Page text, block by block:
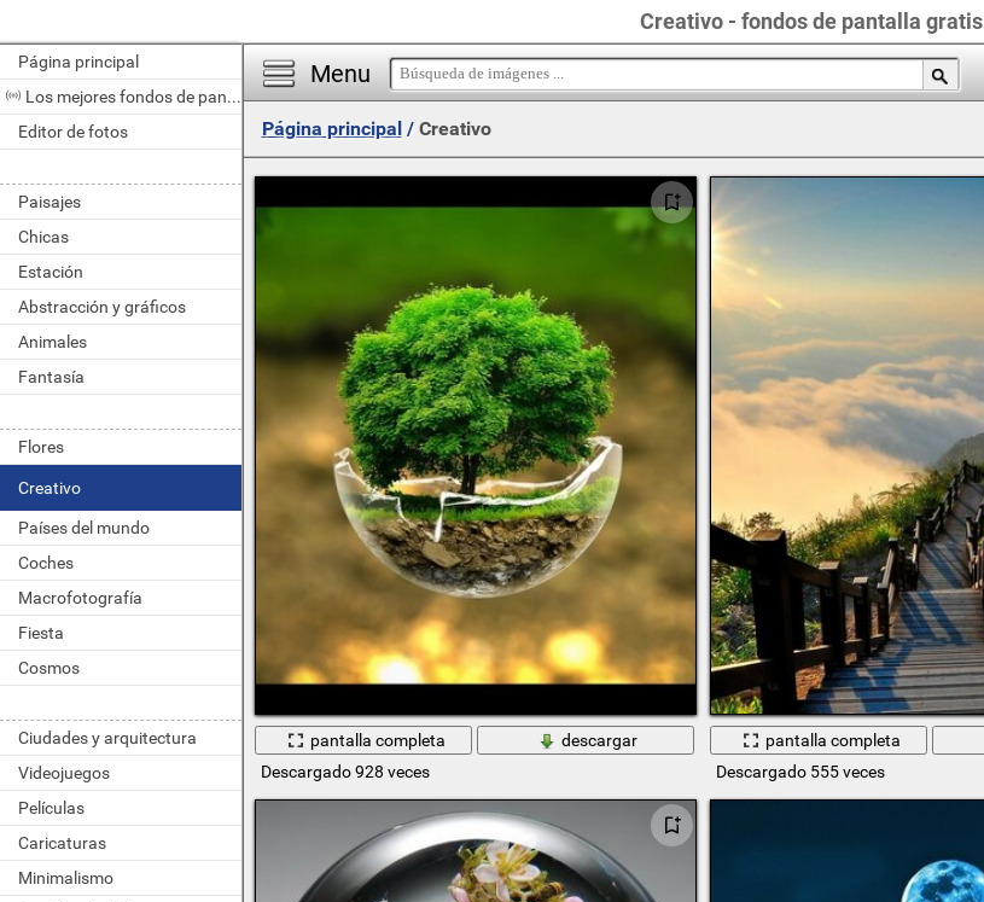
Creativo - fondos de pantalla gratis
Página principal
Los mejores fondos de pantalla del día
Editor de fotos
Paisajes
Chicas
Estación
Abstracción y gráficos
Animales
Fantasía
Flores
Creativo
Países del mundo
Coches
Macrofotografía
Fiesta
Cosmos
Ciudades y arquitectura
Videojuegos
Películas
Caricaturas
Minimalismo
Menu
Página principal/ Creativo
pantalla completa
descargar
Descargado 928 veces
pantalla completa
Descargado 555 veces